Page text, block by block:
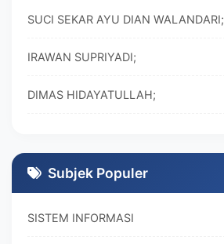
SUCI SEKAR AYU DIAN WALANDARI;
IRAWAN SUPRIYADI;
DIMAS HIDAYATULLAH;
DIVA MARISKA;
Subjek Populer
SISTEM INFORMASI